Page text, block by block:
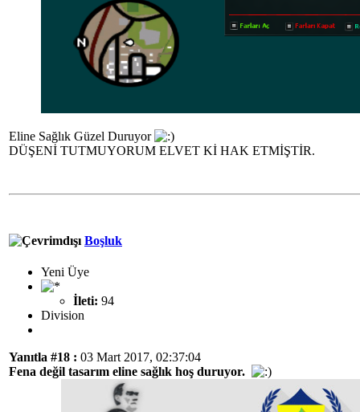
Eline Sağlık Güzel Duruyor
DÜŞENİ TUTMUYORUM ELVET Kİ HAK ETMİŞTİR.
Boşluk
Yeni Üye
İleti: 94
Division
Yanıtla #18 : 03 Mart 2017, 02:37:04
Fena değil tasarım eline sağlık hoş duruyor.